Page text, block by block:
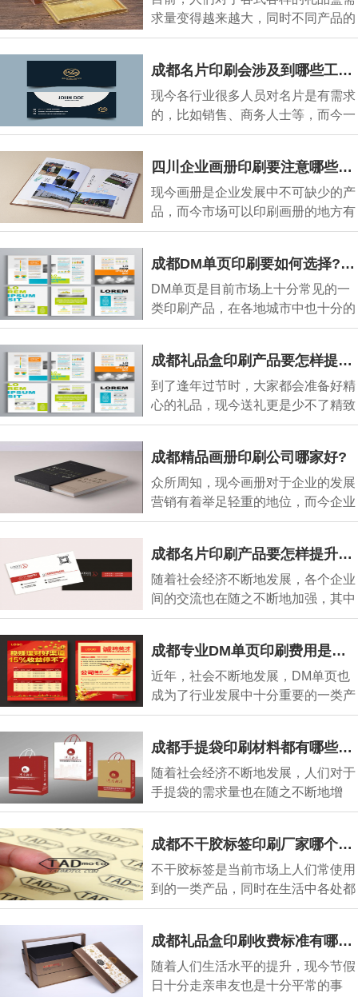
求量变得越来越大，同时不同产品的
对于礼品盒的
成都名片印刷会涉及到哪些工艺?
现今各行业很多人员对名片是有需求
的，比如销售、商务人士等，而今一
张好的名片能
四川企业画册印刷要注意哪些问题?
现今画册是企业发展中不可缺少的产
品，而今市场可以印刷画册的地方有
很多，不同的
成都DM单页印刷要如何选择?要注意什么?
DM单页是目前市场上十分常见的一
类印刷产品，在各地城市中也十分的
常见，而今市场
成都礼品盒印刷产品要怎样提升档次?
到了逢年过节时，大家都会准备好精
心的礼品，现今送礼更是少不了精致
的礼品盒产品
成都精品画册印刷公司哪家好?
众所周知，现今画册对于企业的发展
营销有着举足轻重的地位，而今企业
对于画册印刷
成都名片印刷产品要怎样提升质感?
随着社会经济不断地发展，各个企业
间的交流也在随之不断地加强，其中
名片就在这之
成都专业DM单页印刷费用是多少钱?
近年，社会不断地发展，DM单页也
成为了行业发展中十分重要的一类产
品，同时在各地
成都手提袋印刷材料都有哪些?如何选择?
随着社会经济不断地发展，人们对于
手提袋的需求量也在随之不断地增
长，同时很多企
成都不干胶标签印刷厂家哪个好呢?
不干胶标签是当前市场上人们常使用
到的一类产品，同时在生活中各处都
可以看到他们
成都礼品盒印刷收费标准有哪些?
随着人们生活水平的提升，现今节假
日十分走亲串友也是十分平常的事